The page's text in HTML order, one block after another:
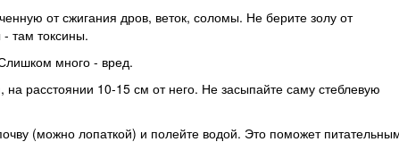
от сжигания дров, веток, соломы. Не берите золу от
там токсины.
много - вред.
на расстоянии 10-15 см от него. Не засыпайте саму стеблевую
(можно лопаткой) и полейте водой. Это поможет